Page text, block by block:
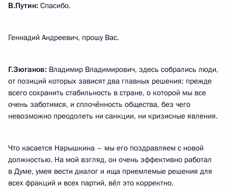
В.Путин: Спасибо.
Геннадий Андреевич, прошу Вас.
Г.Зюганов: Владимир Владимирович, здесь собрались люди,
от позиций которых зависят два главных решения: прежде
всего сохранить стабильность в стране, о которой мы все
очень заботимся, и сплочённость общества, без чего
невозможно преодолеть ни санкции, ни кризисные явления.
Что касается Нарышкина – мы его поздравляем с новой
должностью. На мой взгляд, он очень эффективно работал
в Думе, умея вести диалог и ища приемлемые решения для
всех фракций и всех партий, вёл это корректно,